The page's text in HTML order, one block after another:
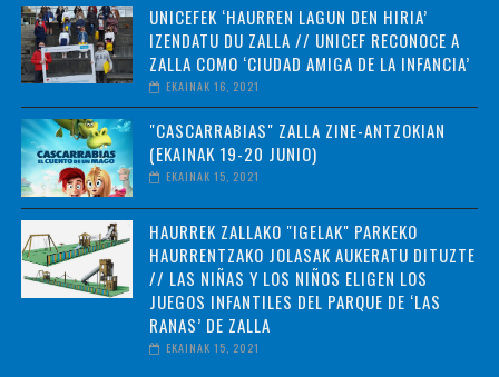
UNICEFEK ‘HAURREN LAGUN DEN HIRIA’
IZENDATU DU ZALLA // UNICEF RECONOCE A
ZALLA COMO ‘CIUDAD AMIGA DE LA INFANCIA’
EKAINAK 16, 2021
"CASCARRABIAS" ZALLA ZINE-ANTZOKIAN
(EKAINAK 19-20 JUNIO)
EKAINAK 15, 2021
HAURREK ZALLAKO "IGELAK" PARKEKO
HAURRENTZAKO JOLASAK AUKERATU DITUZTE
// LAS NIÑAS Y LOS NIÑOS ELIGEN LOS
JUEGOS INFANTILES DEL PARQUE DE ‘LAS
RANAS’ DE ZALLA
EKAINAK 15, 2021